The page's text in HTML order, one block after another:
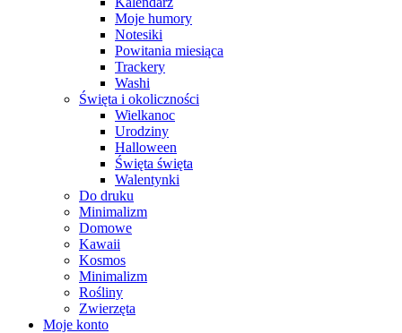
Moje humory
Notesiki
Powitania miesiąca
Trackery
Washi
Święta i okoliczności
Wielkanoc
Urodziny
Halloween
Święta święta
Walentynki
Do druku
Minimalizm
Domowe
Kawaii
Kosmos
Minimalizm
Rośliny
Zwierzęta
Moje konto